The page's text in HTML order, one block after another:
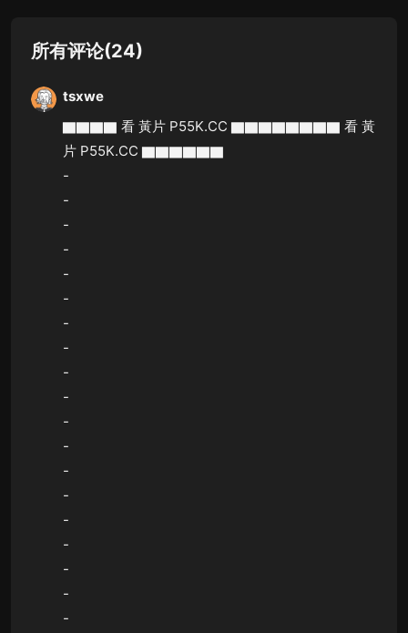
所有评论(24)
tsxwe
▇▇▇▇ 看 黃片 P55K.CC ▇▇▇▇▇▇▇▇ 看 黃
片 P55K.CC ▇▇▇▇▇▇
-
-
-
-
-
-
-
-
-
-
-
-
-
-
-
-
-
-
-